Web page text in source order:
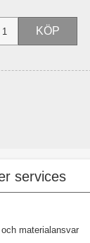
services
och materialansvar